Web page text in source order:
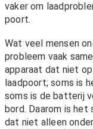
vaker om
poort.
Wat veel mensen
probleem vaak
apparaat dat niet
laadpoort; soms is
soms is de batterij
bord. Daarom is
dat niet alleen